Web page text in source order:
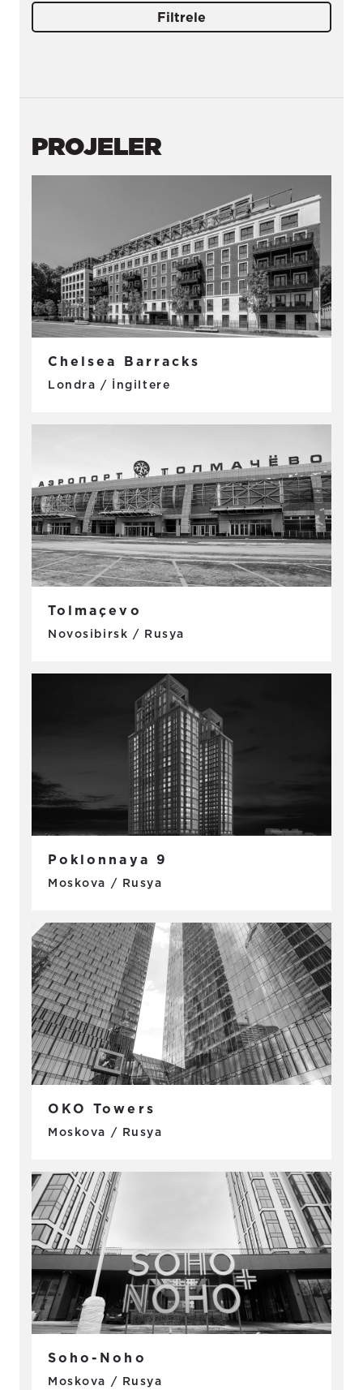
Filtrele
PROJELER
Chelsea Barracks
Londra / İngiltere
Tolmaçevo
Novosibirsk / Rusya
Poklonnaya 9
Moskova / Rusya
OKO Towers
Moskova / Rusya
Soho-Noho
Moskova / Rusya